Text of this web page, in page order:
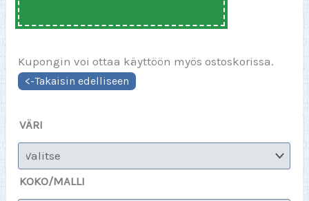
Kupongin voi ottaa käyttöön myös ostoskorissa.
VÄRI
KOKO/MALLI